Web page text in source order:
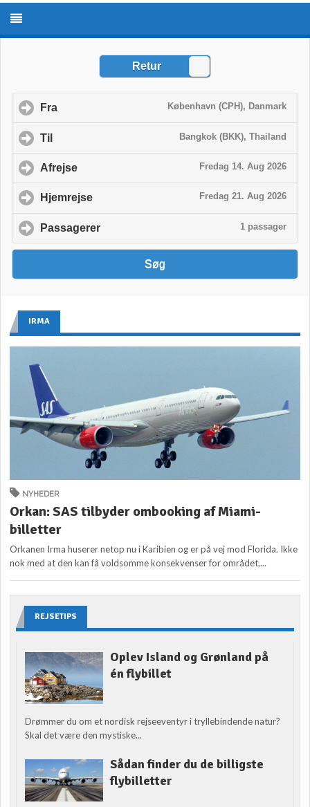
IRMA
NYHEDER
Orkan: SAS tilbyder ombooking af Miami-
billetter
Orkanen Irma huserer netop nu i Karibien og er på vej mod Florida. Ikke
nok med at den kan få voldsomme konsekvenser for området,...
REJSETIPS
Oplev Island og Grønland på
én flybillet
Drømmer du om et nordisk rejseeventyr i tryllebindende natur?
Skal det være den mystiske...
Sådan finder du de billigste
flybilletter